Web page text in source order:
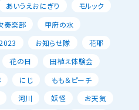
あいうえおにぎり
モルック
奏楽部
甲府の水
お知らせ隊
花耶
花の日
田植え体験会
にじ
もも＆ピーチ
河川 妖怪
お天気